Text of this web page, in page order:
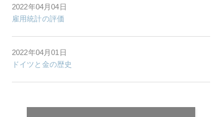
2022年04月04日
雇用統計の評価
2022年04月01日
ドイツと金の歴史